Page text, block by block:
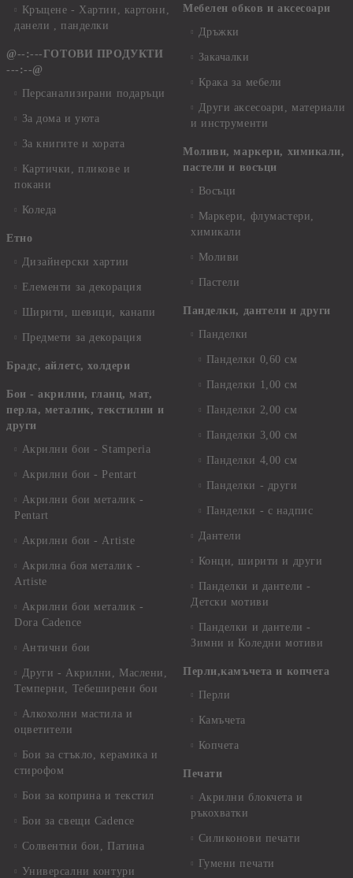
Кръщене - Хартии, картони,
данели , панделки
@--:---ГОТОВИ ПРОДУКТИ
---:--@
Персанализирани подаръци
За дома и уюта
За книгите и хората
Картички, пликове и
покани
Коледа
Етно
Дизайнерски хартии
Елементи за декорация
Ширити, шевици, канапи
Предмети за декорация
Брадс, айлетс, холдери
Бои - акрилни, гланц, мат,
перла, металик, текстилни и
други
Акрилни бои - Stamperia
Акрилни бои - Pentart
Акрилни бои металик -
Pentart
Акрилни бои - Artiste
Акрилна боя металик -
Artiste
Акрилни бои металик -
Dora Cadence
Антични бои
Други - Акрилни, Маслени,
Темперни, Тебеширени бои
Алкохолни мастила и
оцветители
Бои за стъкло, керамика и
стирофом
Бои за коприна и текстил
Бои за свещи Cadence
Солвентни бои, Патина
Универсални контури
Мебелен обков и аксесоари
Дръжки
Закачалки
Крака за мебели
Други аксесоари, материали
и инструменти
Моливи, маркери, химикали,
пастели и восъци
Восъци
Маркери, флумастери,
химикали
Моливи
Пастели
Панделки, дантели и други
Панделки
Панделки 0,60 см
Панделки 1,00 см
Панделки 2,00 см
Панделки 3,00 см
Панделки 4,00 см
Панделки - други
Панделки - с надпис
Дантели
Конци, ширити и други
Панделки и дантели -
Детски мотиви
Панделки и дантели -
Зимни и Коледни мотиви
Перли,камъчета и копчета
Перли
Камъчета
Копчета
Печати
Акрилни блокчета и
ръкохватки
Силиконови печати
Гумени печати